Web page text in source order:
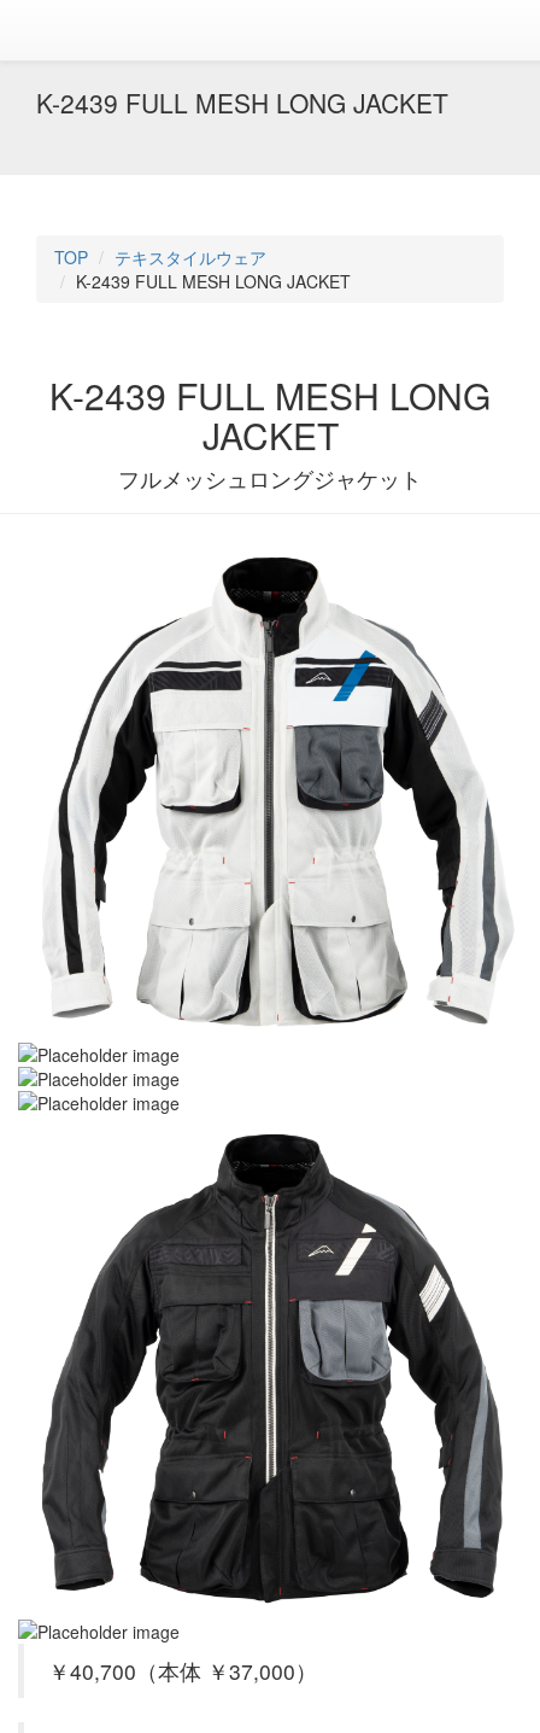
K-2439 FULL MESH LONG JACKET
TOP
テキスタイルウェア
K-2439 FULL MESH LONG JACKET
K-2439 FULL MESH LONG
JACKET
フルメッシュロングジャケット
￥40,700（本体 ￥37,000）